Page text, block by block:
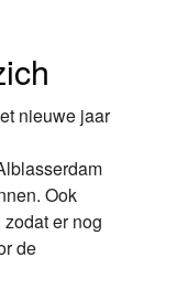
nieuwe jaar
Ook
er nog
de